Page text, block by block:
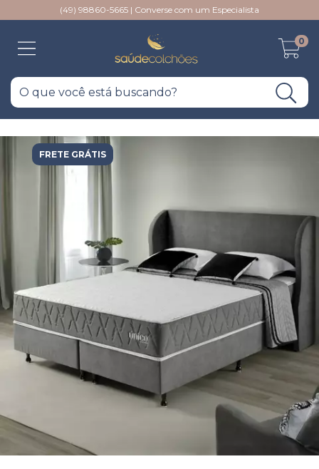
(49) 98860-5665 | Converse com um Especialista
0
FRETE GRÁTIS